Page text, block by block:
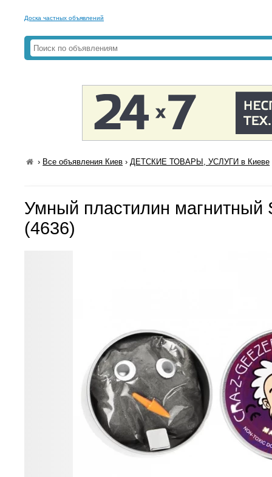
Доска частных объявлений
› Все объявления Киев ›ДЕТСКИЕ ТОВАРЫ, УСЛУГИ в Киеве
Умный пластилин магнитный
(4636)